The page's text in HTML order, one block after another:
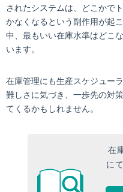
されたシステムは、どこかで
かなくなるという副作用が起
中、最もいい在庫水準はどこ
います。
在庫管理にも生産スケジュー
難しさに気づき、一歩先の対
てくるかもしれません。
在
に